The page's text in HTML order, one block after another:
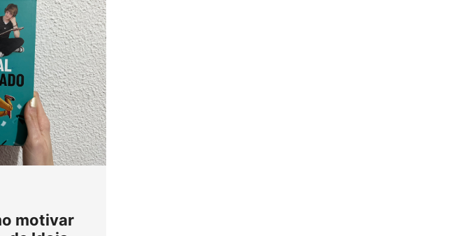
motivar